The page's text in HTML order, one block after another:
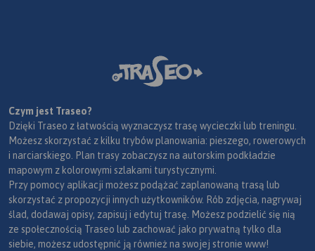
Czym jest Traseo?
Dzięki Traseo z łatwością wyznaczysz trasę wycieczki lub treningu.
Możesz skorzystać z kilku trybów planowania: pieszego, rowerowych
i narciarskiego. Plan trasy zobaczysz na autorskim podkładzie
mapowym z kolorowymi szlakami turystycznymi.
Przy pomocy aplikacji możesz podążać zaplanowaną trasą lub
skorzystać z propozycji innych użytkowników. Rób zdjęcia, nagrywaj
ślad, dodawaj opisy, zapisuj i edytuj trasę. Możesz podzielić się nią
ze społecznością Traseo lub zachować jako prywatną tylko dla
siebie, możesz udostępnić ją również na swojej stronie www!